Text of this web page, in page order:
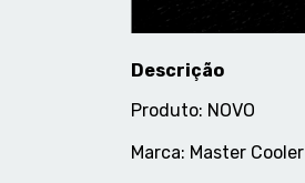
Descrição
Produto: NOVO
Marca: Master Cooler